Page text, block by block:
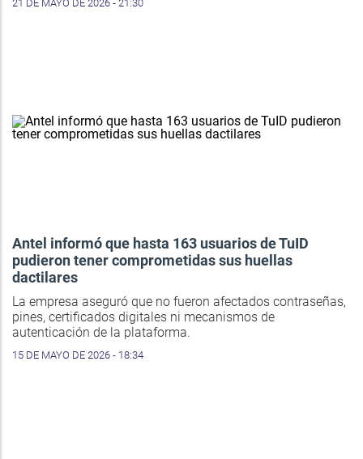
21 DE MAYO DE 2026 - 21:30
Antel informó que hasta 163 usuarios de TuID
pudieron tener comprometidas sus huellas
dactilares
La empresa aseguró que no fueron afectados contraseñas,
pines, certificados digitales ni mecanismos de
autenticación de la plataforma.
15 DE MAYO DE 2026 - 18:34